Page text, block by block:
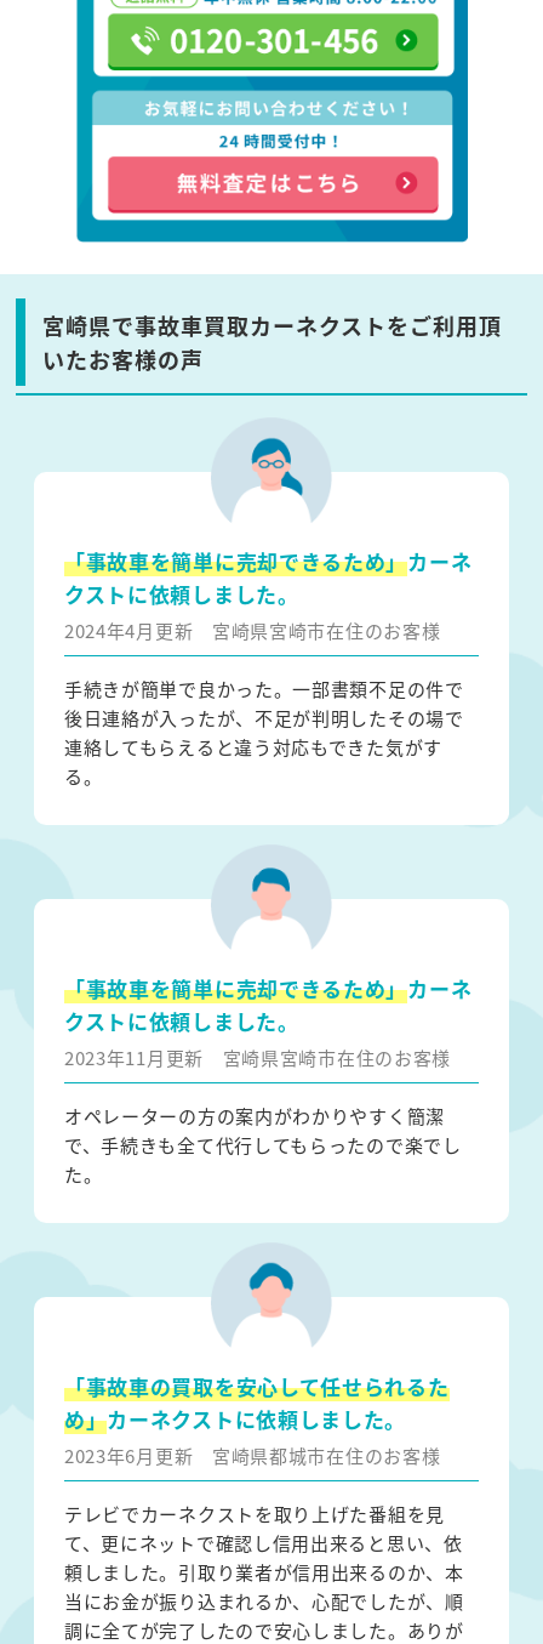
宮崎県で事故車買取カーネクストをご利用頂
いたお客様の声
「事故車を簡単に売却できるため」カーネ
クストに依頼しました。
2024年4月更新 宮崎県宮崎市在住のお客様
手続きが簡単で良かった。一部書類不足の件で
後日連絡が入ったが、不足が判明したその場で
連絡してもらえると違う対応もできた気がす
る。
「事故車を簡単に売却できるため」カーネ
クストに依頼しました。
2023年11月更新 宮崎県宮崎市在住のお客様
オペレーターの方の案内がわかりやすく簡潔
で、手続きも全て代行してもらったので楽でし
た。
「事故車の買取を安心して任せられるた
め」カーネクストに依頼しました。
2023年6月更新 宮崎県都城市在住のお客様
テレビでカーネクストを取り上げた番組を見
て、更にネットで確認し信用出来ると思い、依
頼しました。引取り業者が信用出来るのか、本
当にお金が振り込まれるか、心配でしたが、順
調に全てが完了したので安心しました。ありが